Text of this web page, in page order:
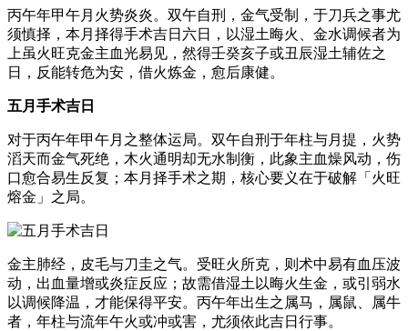
丙午年甲午月火势炎炎。双午自刑，金气受制，于刀兵之事尤
须慎择，本月择得手术吉日六日，以湿土晦火、金水调候者为
上虽火旺克金主血光易见，然得壬癸亥子或丑辰湿土辅佐之
日，反能转危为安，借火炼金，愈后康健。
五月手术吉日
对于丙午年甲午月之整体运局。双午自刑于年柱与月提，火势
滔天而金气死绝，木火通明却无水制衡，此象主血燥风动，伤
口愈合易生反复；本月择手术之期，核心要义在于破解「火旺
熔金」之局。
金主肺经，皮毛与刀圭之气。受旺火所克，则术中易有血压波
动，出血量增或炎症反应；故需借湿土以晦火生金，或引弱水
以调候降温，才能保得平安。丙午年出生之属马，属鼠、属牛
者，年柱与流年午火或冲或害，尤须依此吉日行事。